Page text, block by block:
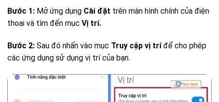
Bước 1: Mở ứng dụng Cài đặt trên màn hình chính của điện
thoại và tìm đến mục Vị trí.
Bước 2: Sau đó nhấn vào mục Truy cập vị tríđể cho phép
các ứng dụng sử dụng vị trí của bạn.